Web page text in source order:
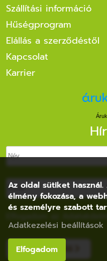
Szállítási információ
Hűségprogram
Elállás a szerződéstől
Kapcsolat
Karrier
FELIRATKOZÁS
Az oldal sütiket
élmény fokozása, a
és személyre szabott
Adatkezelési beállítások
Elfogadom